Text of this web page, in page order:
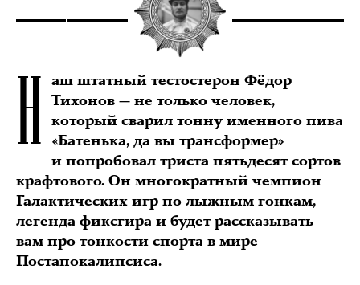
Н аш штатный тестостерон Фёдор
Тихонов — не только человек,
который сварил тонну именного пива
«Батенька, да вы трансформер»
и попробовал триста пятьдесят сортов
крафтового. Он многократный чемпион
Галактических игр по лыжным гонкам,
легенда фиксгира и будет рассказывать
вам про тонкости спорта в мире
Постапокалипсиса.